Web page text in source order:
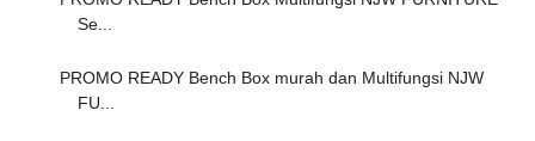
Se...
PROMO READY Bench Box murah dan Multifungsi NJW
FU...